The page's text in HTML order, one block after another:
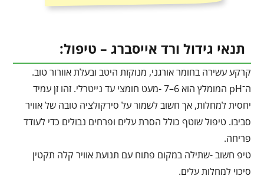
תנאי גידול ורד אייסברג – טיפול:
קרקע עשירה בחומר אורגני, מנוקזת היטב ובעלת אוורור טוב.
ה־pH המומלץ הוא 6–7 -מעט חומצי עד נייטרלי. זהו זן עמיד
יחסית למחלות, אך חשוב לשמור על סירקולציה טובה של אוויר
סביבו. טיפול שוטף כולל הסרת עלים ופרחים נבולים כדי לעודד
פריחה.
טיפ חשוב -שתילה במקום פתוח עם תנועת אוויר קלה תקטין
סיכוי למחלות עלים.